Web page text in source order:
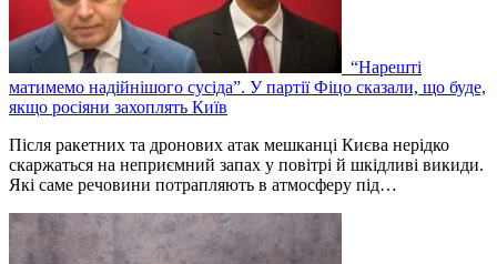
“Нарешті
матимемо надійнішого сусіда”. У партії Фіцо сказали, що буде,
якщо росіяни захоплять Київ
Після ракетних та дронових атак мешканці Києва нерідко
скаржаться на неприємний запах у повітрі й шкідливі викиди.
Які саме речовини потрапляють в атмосферу під…